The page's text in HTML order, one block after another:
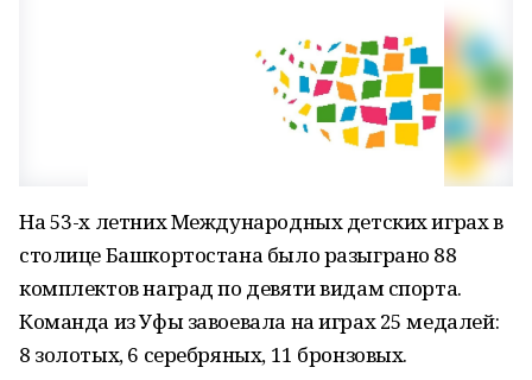
На 53-х летних Международных детских играх в
столице Башкортостана было разыграно 88
комплектов наград по девяти видам спорта.
Команда из Уфы завоевала на играх 25 медалей:
8 золотых, 6 серебряных, 11 бронзовых.